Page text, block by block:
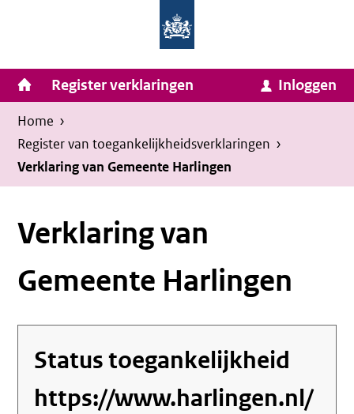
inhoud
van
Zaken
en
Koninkrijksrelaties
Homepage
van
Invulassistent
Toegankelijkheidsverklaring
Toegankelijkheidsverklaring
Hoofdnavigatie
Register verklaringen Inloggen
Kruimelpad
U
bevindt
zich
hier:
Home ›
Register van toegankelijkheids­verklaringen ›
Verklaring van Gemeente Harlingen
Verklaring van
Gemeente Harlingen
Status toegankelijkheid
https://www.harlingen.nl/